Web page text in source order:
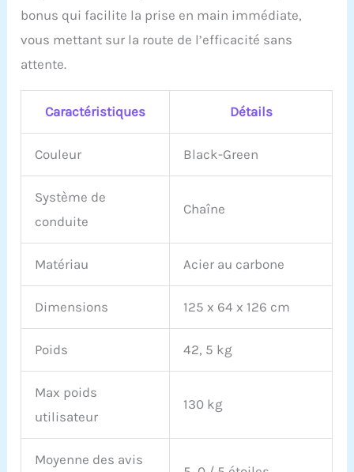
bonus qui facilite la prise en main immédiate,
vous mettant sur la route de l’efficacité sans
attente.
Caractéristiques Détails
Couleur Black-Green
Système de
conduite
Chaîne
Matériau Acier au carbone
Dimensions 125 x 64 x 126 cm
Poids 42, 5 kg
Max poids
utilisateur
130 kg
Moyenne des avis